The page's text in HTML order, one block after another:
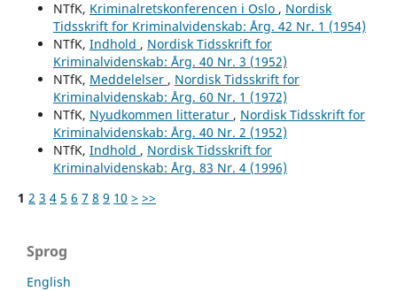
NTfK, Kriminalretskonferencen i Oslo , Nordisk
Tidsskrift for Kriminalvidenskab: Årg. 42 Nr. 1 (1954)
NTfK, Indhold , Nordisk Tidsskrift for
Kriminalvidenskab: Årg. 40 Nr. 3 (1952)
NTfK, Meddelelser , Nordisk Tidsskrift for
Kriminalvidenskab: Årg. 60 Nr. 1 (1972)
NTfK, Nyudkommen litteratur , Nordisk Tidsskrift for
Kriminalvidenskab: Årg. 40 Nr. 2 (1952)
NTfK, Indhold , Nordisk Tidsskrift for
Kriminalvidenskab: Årg. 83 Nr. 4 (1996)
1 2 3 4 5 6 7 8 9 10 > >>
Sprog
English